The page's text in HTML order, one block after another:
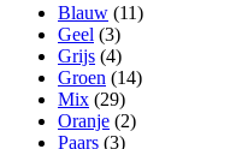
Blauw (11)
Geel (3)
Grijs (4)
Groen (14)
Mix (29)
Oranje (2)
Paars (3)